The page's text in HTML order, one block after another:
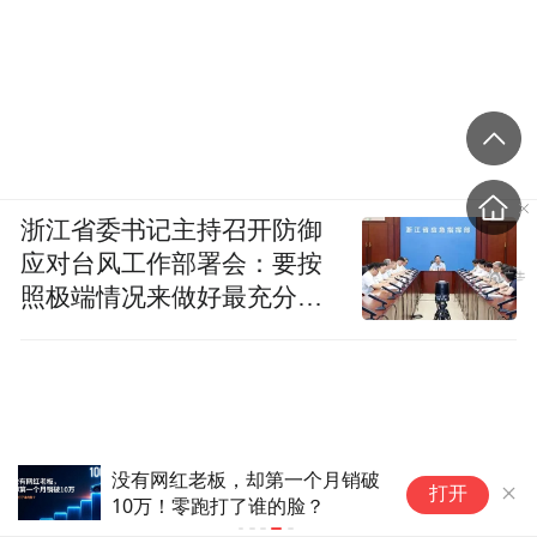
没有网红老板，却第一个月销破
10万！零跑打了谁的脸？
打开
浙江省委书记主持召开防御
应对台风工作部署会：要按
照极端情况来做好最充分的